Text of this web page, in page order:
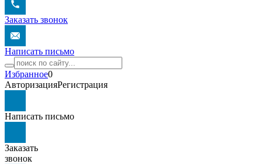
Заказать звонок
Написать письмо
Избранное0
АвторизацияРегистрация
Написать письмо
Заказать
звонок